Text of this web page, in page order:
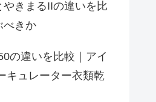
きまるIIの違いを比
べきか
の違いを比較｜アイ
キュレーター衣類乾